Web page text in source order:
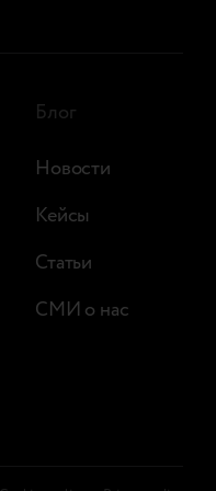
Блог
Новости
Кейсы
Статьи
СМИ о нас